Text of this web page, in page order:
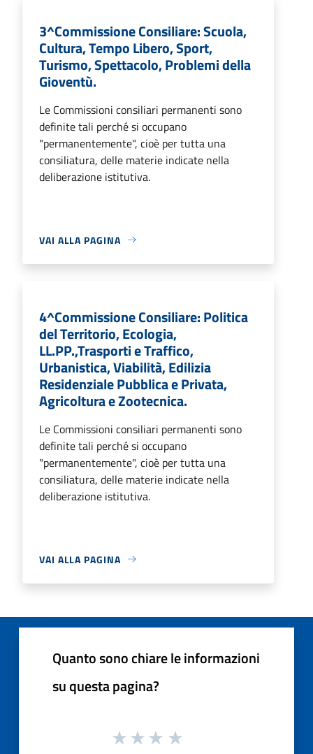
3^Commissione Consiliare: Scuola,
Cultura, Tempo Libero, Sport,
Turismo, Spettacolo, Problemi della
Gioventù.
Le Commissioni consiliari permanenti sono
definite tali perché si occupano
"permanentemente", cioè per tutta una
consiliatura, delle materie indicate nella
deliberazione istitutiva.
VAI ALLA PAGINA
4^Commissione Consiliare: Politica
del Territorio, Ecologia,
LL.PP.,Trasporti e Traffico,
Urbanistica, Viabilità, Edilizia
Residenziale Pubblica e Privata,
Agricoltura e Zootecnica.
Le Commissioni consiliari permanenti sono
definite tali perché si occupano
"permanentemente", cioè per tutta una
consiliatura, delle materie indicate nella
deliberazione istitutiva.
VAI ALLA PAGINA
Quanto sono chiare le informazioni
su questa pagina?